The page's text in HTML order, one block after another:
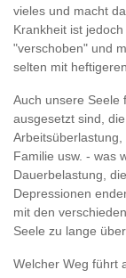
vieles und macht
Krankheit ist
"verschoben" und
selten mit
Auch unsere Seele
ausgesetzt sind,
Familie usw. - was
Dauerbelastung,
Depressionen
mit den
Seele zu lange
Welcher Weg führt